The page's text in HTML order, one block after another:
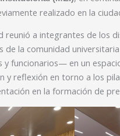
realizado en la
reunió a integrantes de los
de la comunidad
y funcionarios— en un
y reflexión en torno a los
en la formación de